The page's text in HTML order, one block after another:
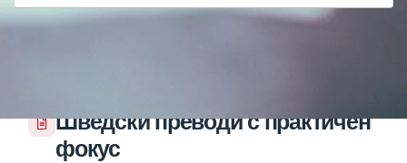
Шведски преводи с практичен
фокус